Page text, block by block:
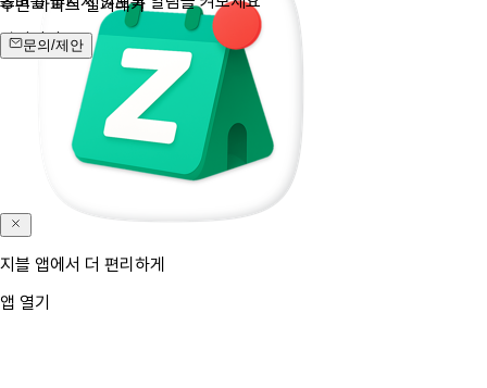
지블 앱에서 더 편리하게
앱 열기
알림켜기
주변 아파트 실거래가
문의/제안